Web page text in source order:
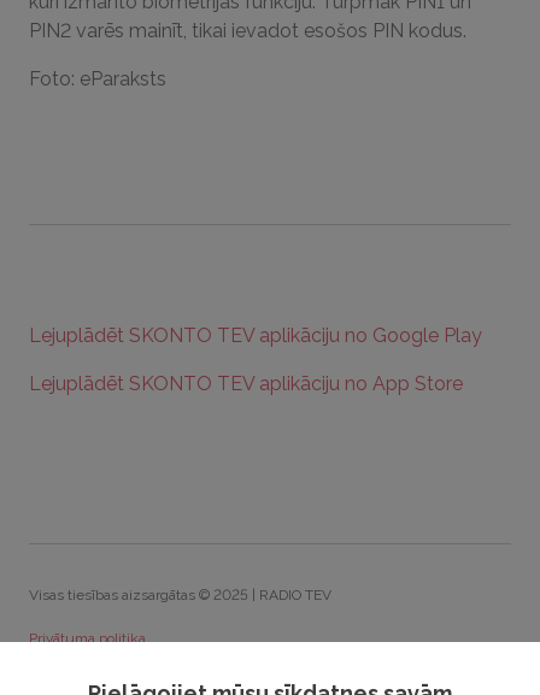
PIN2 varēs mainīt, tikai ievadot esošos PIN kodus.
Foto: eParaksts
Lejuplādēt SKONTO TEV aplikāciju no Google Play
Lejuplādēt SKONTO TEV aplikāciju no App Store
Visas tiesības aizsargātas © 2025 | RADIO TEV
Privātuma politika
Sīkdatņu politika